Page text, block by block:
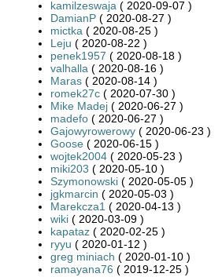
kamilzeswaja ( 2020-09-07 )
DamianP ( 2020-08-27 )
mictka ( 2020-08-25 )
Leju ( 2020-08-22 )
penek1957 ( 2020-08-18 )
valhalla ( 2020-08-16 )
Maras ( 2020-08-14 )
romek27c ( 2020-07-30 )
Mike Madej ( 2020-06-27 )
madefo ( 2020-06-27 )
Gajowyrowerowy ( 2020-06-23 )
Goose ( 2020-06-15 )
wojtek2004 ( 2020-05-23 )
miki203 ( 2020-05-10 )
Szymonowski ( 2020-05-05 )
jgkmarcin ( 2020-05-03 )
Marekcza1 ( 2020-04-13 )
wiki ( 2020-03-09 )
kapataz ( 2020-02-25 )
ryyu ( 2020-01-12 )
greg miniach ( 2020-01-10 )
ramayana76 ( 2019-12-25 )